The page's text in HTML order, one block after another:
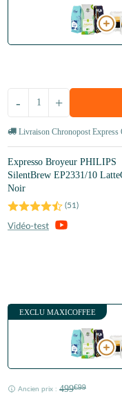
+
-
Livraison Chronopost Express
Expresso Broyeur PHILIPS
SilentBrew EP2331/10
Noir
(51)
EXCLU MAXICOFFEE
Ancien prix : 499€99